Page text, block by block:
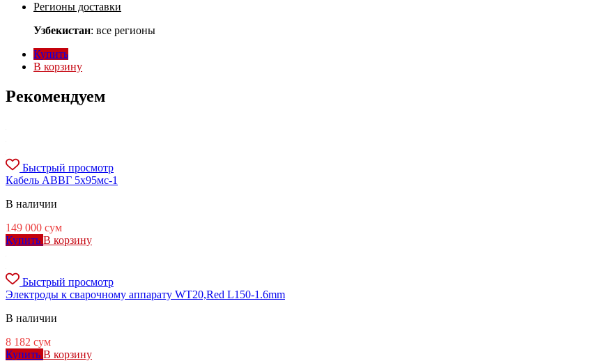
Регионы доставки
Узбекистан: все регионы
Купить
В корзину
Рекомендуем
Быстрый просмотр
Кабель АВВГ 5х95мс-1
В наличии
149 000 сум
Купить В корзину
Быстрый просмотр
Электроды к сварочному аппарату WT20,Red L150-1.6mm
В наличии
8 182 сум
Купить В корзину